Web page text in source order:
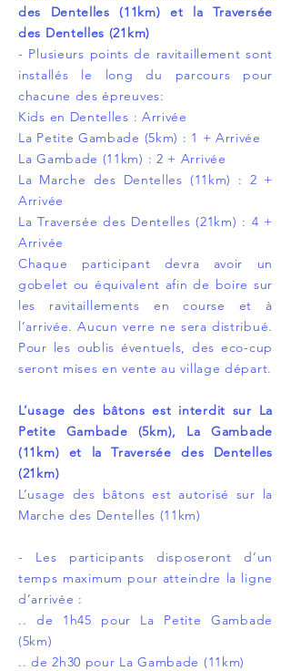
des Dentelles (11km) et la Traversée
des Dentelles (21km)
- Plusieurs points de ravitaillement sont
installés le long du parcours pour
chacune des épreuves:
Kids en Dentelles : Arrivée
La Petite Gambade (5km) : 1 + Arrivée
La Gambade (11km) : 2 + Arrivée
La Marche des Dentelles (11km) : 2 +
Arrivée
La Traversée des Dentelles (21km) : 4 +
Arrivée
Chaque participant devra avoir un
gobelet ou équivalent afin de boire sur
les ravitaillements en course et à
l’arrivée. Aucun verre ne sera distribué.
Pour les oublis éventuels, des eco-cup
seront mises en vente au village départ.
L’usage des bâtons est interdit sur La
Petite Gambade (5km), La Gambade
(11km) et la Traversée des Dentelles
(21km)
L’usage des bâtons est autorisé sur la
Marche des Dentelles (11km)
- Les participants disposeront d’un
temps maximum pour atteindre la ligne
d’arrivée :
.. de 1h45 pour La Petite Gambade
(5km)
.. de 2h30 pour La Gambade (11km)